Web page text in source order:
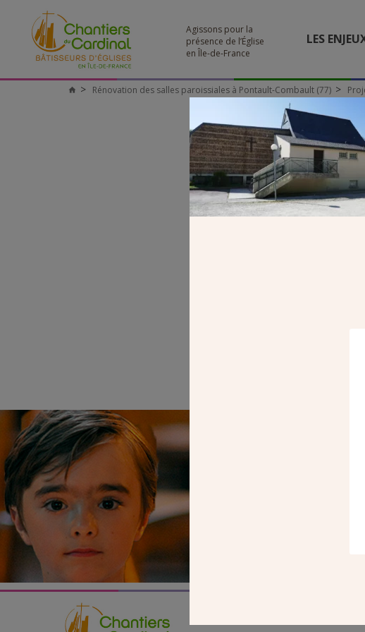
Agissons pour la
présence de l’Église
en Île-de-France
LES
Chantiers
Rénovation des salles paroissiales à Pontault-Combault (77)
PROJET
SEUL VOTRE
NOUS PERMET